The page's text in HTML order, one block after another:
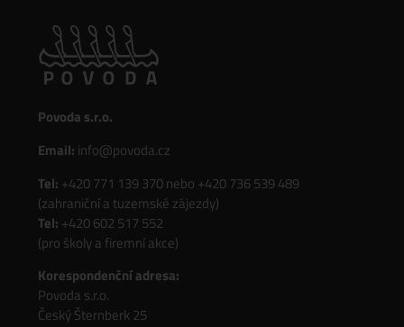
Povoda s.r.o.
Email: info@povoda.cz
Tel: +420 771 139 370nebo +420 736 539 489
(zahraniční a tuzemské zájezdy)
Tel: +420 602 517 552
(pro školy a firemní akce)
Korespondenční adresa:
Povoda s.r.o.
Český Šternberk 25